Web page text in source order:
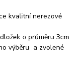
kvalitní nerezové
o průměru 3cm
výběru a zvolené